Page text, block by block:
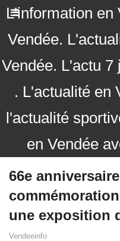
L'information en
Vendée.
Vendée. L'actu 7
. L'actualité en
l'actualité
en Vendée
66e
une exposition
Vendeeinfo